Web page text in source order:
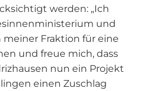
werden: „Ich
und
Fraktion für eine
und freue mich, dass
nun ein Projekt
einen Zuschlag